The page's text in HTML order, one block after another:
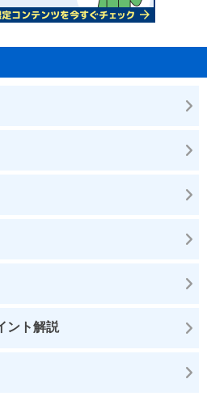
ント解説